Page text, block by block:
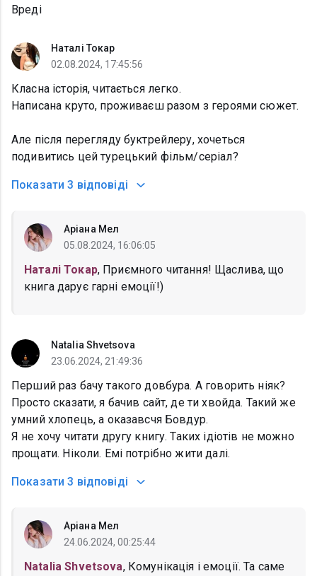
Вреді
Наталі Токар
02.08.2024, 17:45:56
Класна історія, читається легко.
Написана круто, проживаєш разом з героями сюжет.
Але після перегляду буктрейлеру, хочеться
подивитись цей турецький фільм/серіал?
Показати 3 відповіді
Аріана Мел
05.08.2024, 16:06:05
Наталі Токар, Приємного читання! Щаслива, що
книга дарує гарні емоції!)
Natalia Shvetsova
23.06.2024, 21:49:36
Перший раз бачу такого довбура. А говорить ніяк?
Просто сказати, я бачив сайт, де ти хвойда. Такий же
умний хлопець, а оказавсчя Бовдур.
Я не хочу читати другу книгу. Таких ідіотів не можно
прощати. Ніколи. Емі потрібно жити далі.
Показати 3 відповіді
Аріана Мел
24.06.2024, 00:25:44
Natalia Shvetsova, Комунікація і емоції. Та саме